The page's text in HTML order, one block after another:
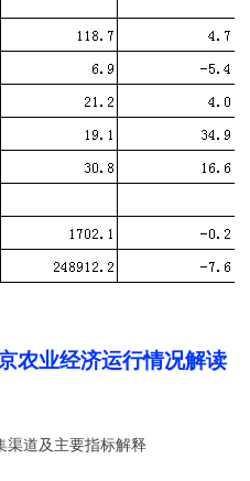
农业经济运行情况解读
渠道及主要指标解释